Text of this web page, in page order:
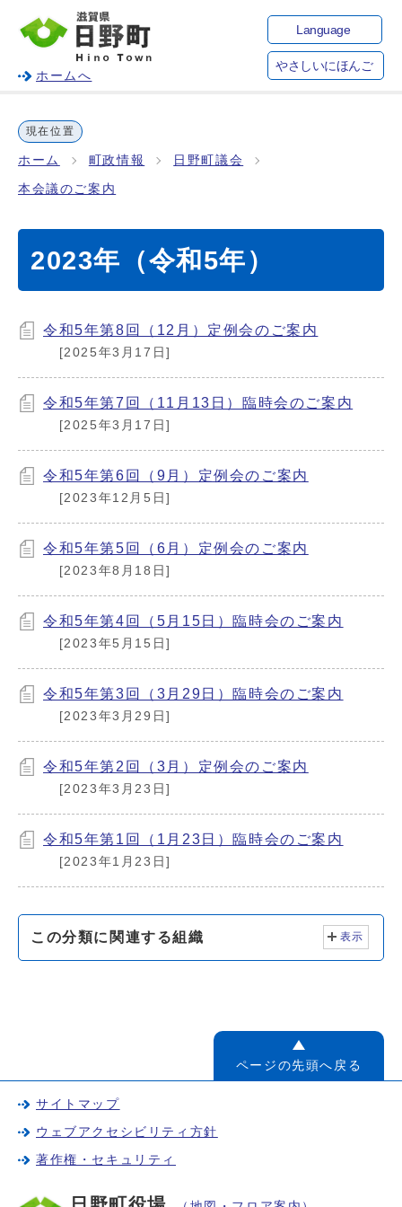
ホームへ
Language
やさしいにほんご
現在位置
ホーム 町政情報 日野町議会
本会議のご案内
2023年（令和5年）
令和5年第8回（12月）定例会のご案内
[2025年3月17日]
令和5年第7回（11月13日）臨時会のご案内
[2025年3月17日]
令和5年第6回（9月）定例会のご案内
[2023年12月5日]
令和5年第5回（6月）定例会のご案内
[2023年8月18日]
令和5年第4回（5月15日）臨時会のご案内
[2023年5月15日]
令和5年第3回（3月29日）臨時会のご案内
[2023年3月29日]
令和5年第2回（3月）定例会のご案内
[2023年3月23日]
令和5年第1回（1月23日）臨時会のご案内
[2023年1月23日]
この分類に関連する組織 表示
ページの先頭へ戻る
サイトマップ
ウェブアクセシビリティ方針
著作権・セキュリティ